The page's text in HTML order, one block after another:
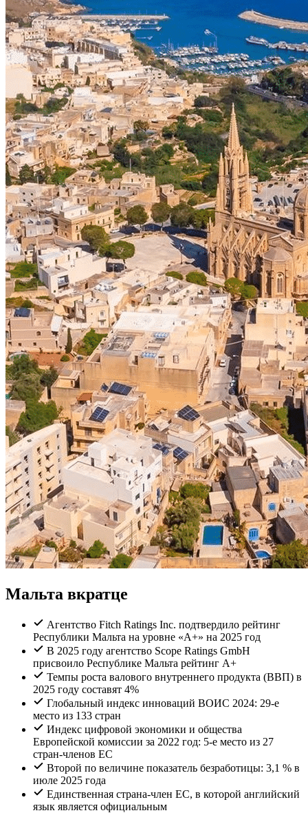
Мальта вкратце
Агентство Fitch Ratings Inc. подтвердило рейтинг
Республики Мальта на уровне «A+» на 2025 год
В 2025 году агентство Scope Ratings GmbH
присвоило Республике Мальта рейтинг A+
Темпы роста валового внутреннего продукта (ВВП) в
2025 году составят 4%
Глобальный индекс инноваций ВОИС 2024: 29-е
место из 133 стран
Индекс цифровой экономики и общества
Европейской комиссии за 2022 год: 5-е место из 27
стран-членов ЕС
Второй по величине показатель безработицы: 3,1 % в
июле 2025 года
Единственная страна-член ЕС, в которой английский
язык является официальным